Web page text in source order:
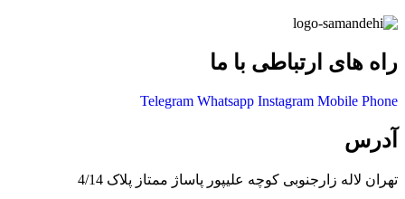
راه های ارتباطی با ما
Telegram Whatsapp Instagram Mobile Phone
آدرس
تهران لاله زارجنوبی کوچه علیپور پاساژ ممتاز پلاک 4/14